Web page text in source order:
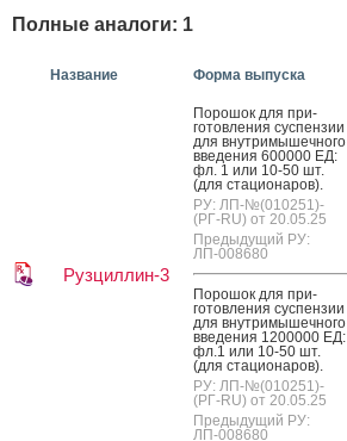
Полные аналоги: 1
Название Форма выпуска
Рузциллин-3
По­рошок для при­
готов­ле­ния сус­пензии
для внут­ри­мышеч­но­го
вве­дения 600000 ЕД:
фл. 1 или 10-50 шт.
(для ста­ци­она­ров).
РУ: ЛП-№(010251)-
(РГ-RU) от 20.05.25
Предыдущий РУ:
ЛП-008680
По­рошок для при­
готов­ле­ния сус­пензии
для внут­ри­мышеч­но­го
вве­дения 1200000 ЕД:
фл.1 или 10-50 шт.
(для ста­ци­она­ров).
РУ: ЛП-№(010251)-
(РГ-RU) от 20.05.25
Предыдущий РУ:
ЛП-008680